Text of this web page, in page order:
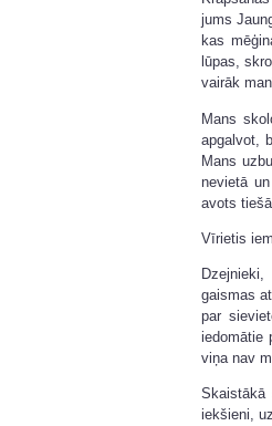
jums
kas
lūpas,
vairāk
Mans
apgalvot,
Mans
nevietā
avots
Vīrietis
gaismas
par
iedomātie
viņa nav
Skaistākā
iekšieni,